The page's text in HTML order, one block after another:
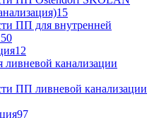
15
ПП для внутренней
12
канализации
ПП ливневой канализации
97